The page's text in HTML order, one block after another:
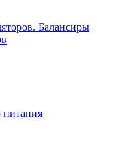
Балансиры
питания